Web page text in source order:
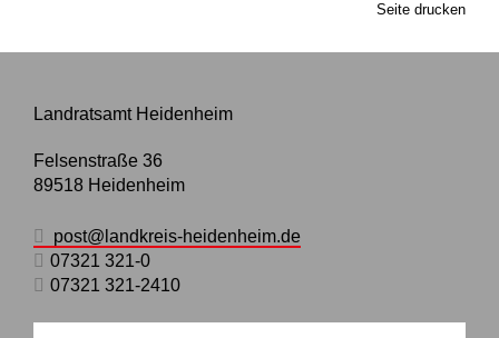
Seite drucken
Landratsamt Heidenheim
Felsenstraße 36
89518 Heidenheim
post@landkreis-heidenheim.de
07321 321-0
07321 321-2410